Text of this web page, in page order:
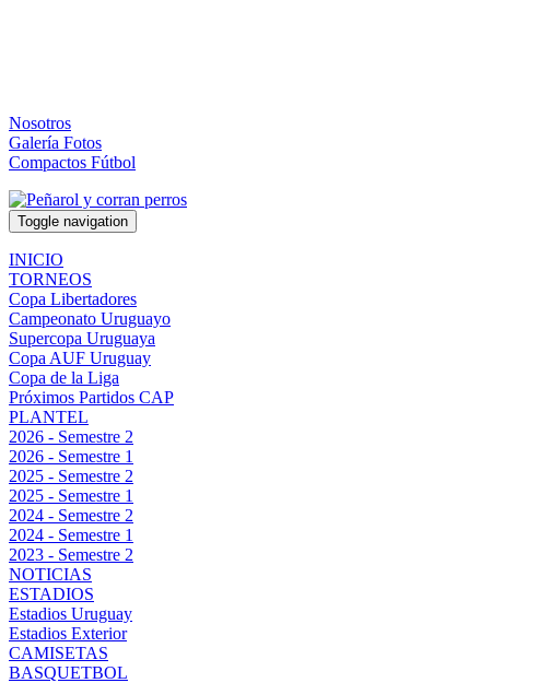
Nosotros
Galería Fotos
Compactos Fútbol
Toggle navigation
INICIO
TORNEOS
Copa Libertadores
Campeonato Uruguayo
Supercopa Uruguaya
Copa AUF Uruguay
Copa de la Liga
Próximos Partidos CAP
PLANTEL
2026 - Semestre 2
2026 - Semestre 1
2025 - Semestre 2
2025 - Semestre 1
2024 - Semestre 2
2024 - Semestre 1
2023 - Semestre 2
NOTICIAS
ESTADIOS
Estadios Uruguay
Estadios Exterior
CAMISETAS
BASQUETBOL